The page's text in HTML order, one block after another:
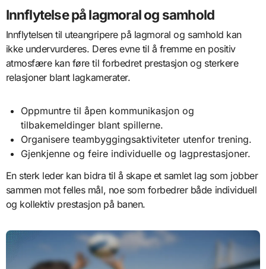
Innflytelse på lagmoral og samhold
Innflytelsen til uteangripere på lagmoral og samhold kan
ikke undervurderes. Deres evne til å fremme en positiv
atmosfære kan føre til forbedret prestasjon og sterkere
relasjoner blant lagkamerater.
Oppmuntre til åpen kommunikasjon og
tilbakemeldinger blant spillerne.
Organisere teambyggingsaktiviteter utenfor trening.
Gjenkjenne og feire individuelle og lagprestasjoner.
En sterk leder kan bidra til å skape et samlet lag som jobber
sammen mot felles mål, noe som forbedrer både individuell
og kollektiv prestasjon på banen.